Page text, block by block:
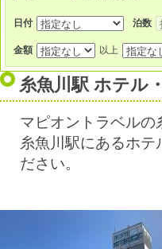
日付 泊数
金額 以上
糸魚川駅 ホテル
マピオントラベル
糸魚川駅にあるホ
ださい。